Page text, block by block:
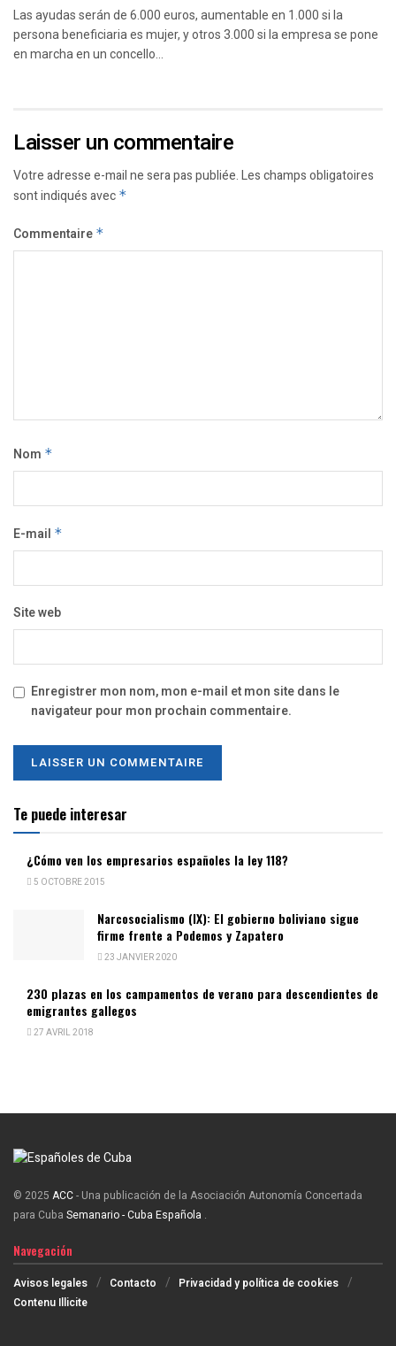
Las ayudas serán de 6.000 euros, aumentable en 1.000 si la
persona beneficiaria es mujer, y otros 3.000 si la empresa se pone
en marcha en un concello...
Laisser un commentaire
Votre adresse e-mail ne sera pas publiée.Les champs obligatoires
sont indiqués avec *
Commentaire *
Nom *
E-mail *
Site web
Enregistrer mon nom, mon e-mail et mon site dans le
navigateur pour mon prochain commentaire.
Te puede interesar
¿Cómo ven los empresarios españoles la ley 118?
5 OCTOBRE 2015
Narcosocialismo (IX): El gobierno boliviano sigue
firme frente a Podemos y Zapatero
23 JANVIER 2020
230 plazas en los campamentos de verano para descendientes de
emigrantes gallegos
27 AVRIL 2018
© 2025 ACC- Una publicación de la Asociación Autonomía Concertada
para Cuba Semanario - Cuba Española .
Navegación
Avisos legales Contacto
Privacidad y política de cookies
Contenu Illicite